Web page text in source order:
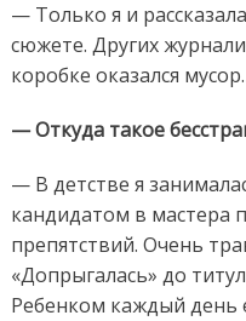
— Только я и
сюжете. Других
коробке оказался
— Откуда такое
— В детстве я
кандидатом в мастера
препятствий. Очень
«Допрыгалась» до
Ребенком каждый день